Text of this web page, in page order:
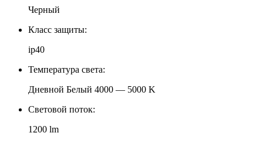
Черный
Класс защиты:
ip40
Температура света:
Дневной Белый 4000 — 5000 K
Световой поток:
1200 lm